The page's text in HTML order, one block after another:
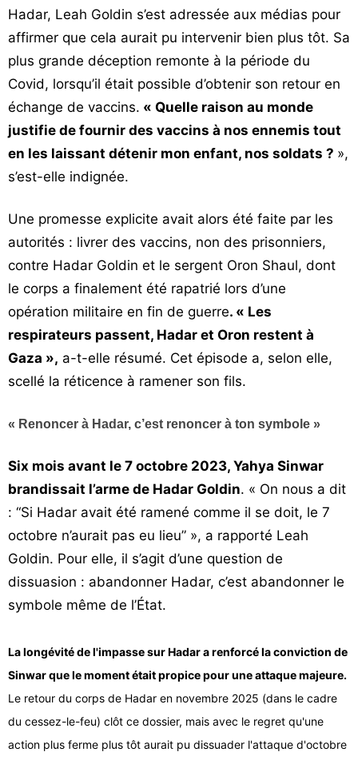
Hadar, Leah Goldin s’est adressée aux médias pour
affirmer que cela aurait pu intervenir bien plus tôt. Sa
plus grande déception remonte à la période du
Covid, lorsqu’il était possible d’obtenir son retour en
échange de vaccins. « Quelle raison au monde
justifie de fournir des vaccins à nos ennemis tout
en les laissant détenir mon enfant, nos soldats ? »,
s’est-elle indignée.
Une promesse explicite avait alors été faite par les
autorités : livrer des vaccins, non des prisonniers,
contre Hadar Goldin et le sergent Oron Shaul, dont
le corps a finalement été rapatrié lors d’une
opération militaire en fin de guerre. « Les
respirateurs passent, Hadar et Oron restent à
Gaza », a-t-elle résumé. Cet épisode a, selon elle,
scellé la réticence à ramener son fils.
« Renoncer à Hadar, c’est renoncer à ton symbole »
Six mois avant le 7 octobre 2023, Yahya Sinwar
brandissait l’arme de Hadar Goldin. « On nous a dit
: “Si Hadar avait été ramené comme il se doit, le 7
octobre n’aurait pas eu lieu” », a rapporté Leah
Goldin. Pour elle, il s’agit d’une question de
dissuasion : abandonner Hadar, c’est abandonner le
symbole même de l’État.
La longévité de l'impasse sur Hadar a renforcé la conviction de
Sinwar que le moment était propice pour une attaque majeure.
Le retour du corps de Hadar en novembre 2025 (dans le cadre
du cessez-le-feu) clôt ce dossier, mais avec le regret qu'une
action plus ferme plus tôt aurait pu dissuader l'attaque d'octobre